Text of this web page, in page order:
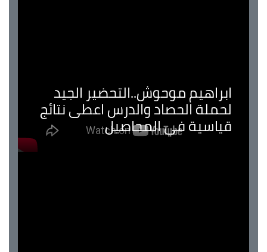
ابراهيم موحوش..التحضير الجيد
لحملة الحصاد والدرس اعطى نتائج
قياسية في المحاصيل